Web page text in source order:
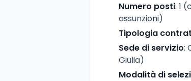
Numero posti: 1
assunzioni)
Tipologia
Sede di servizio:
Giulia)
Modalità di